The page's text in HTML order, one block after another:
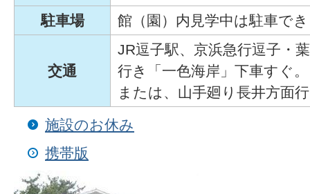
駐車場
館（園）内見学中は駐車で
交通
JR逗子駅、京浜急行逗子・
行き「一色海岸」下車すぐ。
または、山手廻り長井方面
施設のお休み
携帯版